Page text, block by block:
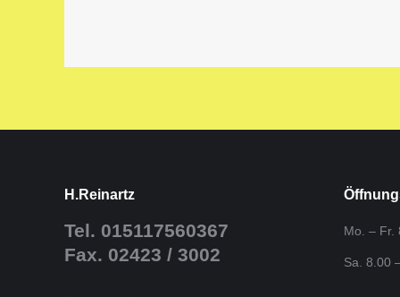
H.Reinartz
Tel. 015117560367
Fax. 02423 / 3002
Mo. – Fr.
Sa. 8.00